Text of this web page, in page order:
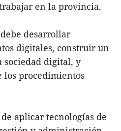
en la provincia.
desarrollar
digitales, construir un
digital, y
procedimientos
aplicar tecnologías de